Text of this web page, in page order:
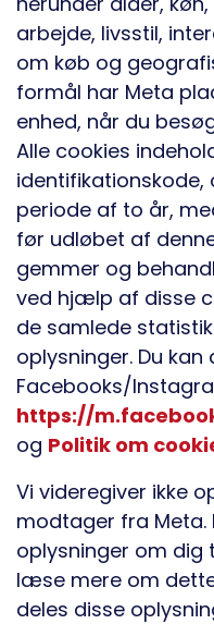
arbejde, livsstil,
om køb og
formål har Meta
enhed, når du
Alle cookies
identifikationskode,
periode af to år,
før udløbet af
gemmer og
ved hjælp af disse
de samlede
oplysninger. Du
Facebooks/
https://
og Politik om
Vi videregiver ikke
modtager fra Meta.
oplysninger om dig
læse mere om
deles disse